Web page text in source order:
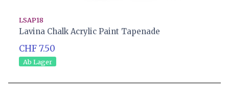
LSAP18
Lavina Chalk Acrylic Paint Tapenade
CHF 7.50
Ab Lager